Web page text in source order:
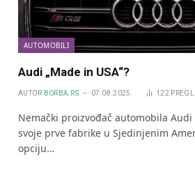
AUTOMOBILI
Audi „Made in USA“?
AUTOR BORBA.RS 07.08.2025. 122
Nemački proizvođač automobila
svoje prve fabrike u Sjedinjenim
opciju…